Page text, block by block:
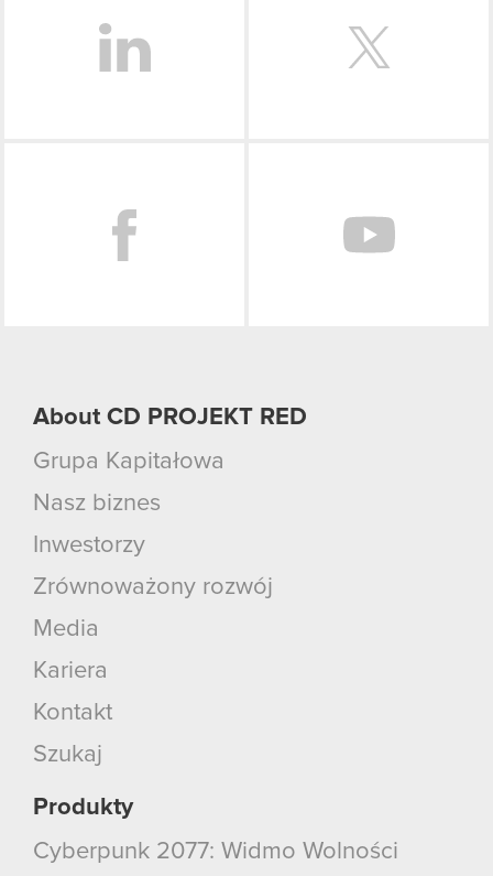
About CD PROJEKT RED
Grupa Kapitałowa
Nasz biznes
Inwestorzy
Zrównoważony rozwój
Media
Kariera
Kontakt
Szukaj
Produkty
Cyberpunk 2077: Widmo Wolności